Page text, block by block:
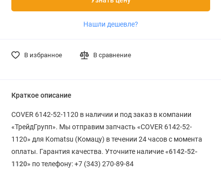
Нашли дешевле?
В избранное В сравнение
Краткое описание
COVER 6142-52-1120 в наличии и под заказ в компании
«ТрейдГрупп». Мы отправим запчасть «COVER 6142-52-
1120» для Komatsu (Комацу) в течении 24 часов с момента
оплаты. Гарантия качества. Уточните наличие «6142-52-
1120» по телефону: +7 (343) 270-89-84